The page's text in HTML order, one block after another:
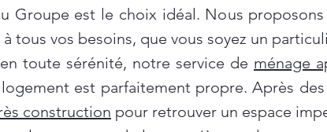
Groupe est le choix idéal. Nous
tous vos besoins, que vous soyez un
toute sérénité, notre service de ménage
est parfaitement propre. Après
construction pour retrouver un espace